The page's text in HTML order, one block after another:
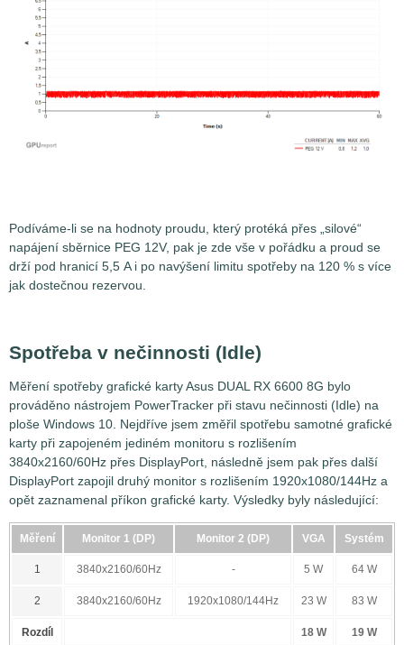
Podíváme-li se na hodnoty proudu, který protéká přes „silové“
napájení sběrnice PEG 12V, pak je zde vše v pořádku a proud se
drží pod hranicí 5,5 A i po navýšení limitu spotřeby na 120 % s více
jak dostečnou rezervou.
Spotřeba v nečinnosti (Idle)
Měření spotřeby grafické karty Asus DUAL RX 6600 8G bylo
prováděno nástrojem PowerTracker při stavu nečinnosti (Idle) na
ploše Windows 10. Nejdříve jsem změřil spotřebu samotné grafické
karty při zapojeném jediném monitoru s rozlišením
3840x2160/60Hz přes DisplayPort, následně jsem pak přes další
DisplayPort zapojil druhý monitor s rozlišením 1920x1080/144Hz a
opět zaznamenal příkon grafické karty. Výsledky byly následující:
Měření Monitor 1 (DP) Monitor 2 (DP) VGA Systém
1 3840x2160/60Hz - 5 W 64 W
2 3840x2160/60Hz 1920x1080/144Hz 23 W 83 W
Rozdíl 18 W 19 W